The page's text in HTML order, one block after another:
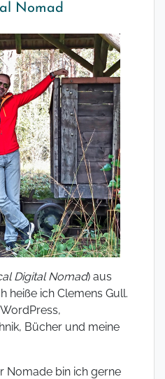
Nomad
Digital Nomad) aus
heiße ich Clemens Gull.
Bücher und meine
Nomade bin ich gerne